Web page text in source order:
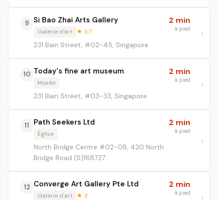
9 Si Bao Zhai Arts Gallery
Galerie d'art ★ 3.7
231 Bain Street, #02-45, Singapore
2 min
à pied
10 Today's fine art museum
Musée
231 Bain Street, #03-33, Singapore
2 min
à pied
11 Path Seekers Ltd
Église
North Bridge Centre #02-08, 420 North
Bridge Road (S)188727
2 min
à pied
12 Converge Art Gallery Pte Ltd
Galerie d'art ★ 3
2 min
à pied